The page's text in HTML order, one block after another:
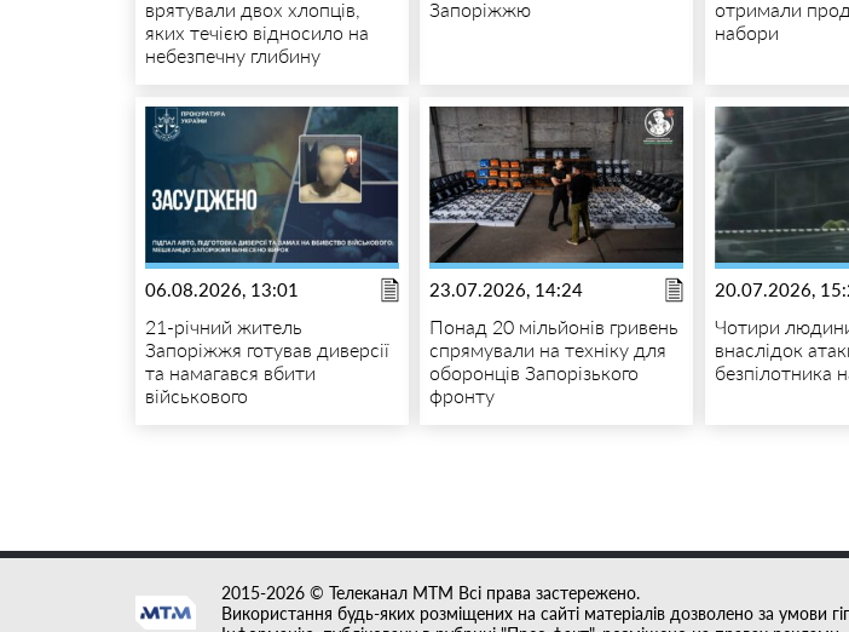
врятували двох хлопців,
яких течією відносило на
небезпечну глибину
Запоріжжю
отримали
набори
06.08.2026, 13:01
21-річний житель
Запоріжжя готував диверсії
та намагався вбити
військового
23.07.2026, 14:24
Понад 20 мільйонів гривень
спрямували на техніку для
оборонців Запорізького
фронту
20.07.2026,
Чотири
внаслідок
безпілотника
2015-2026 © Телеканал MTM Всі права застережено.
Використання будь-яких розміщених на сайті матеріалів дозволено за умови